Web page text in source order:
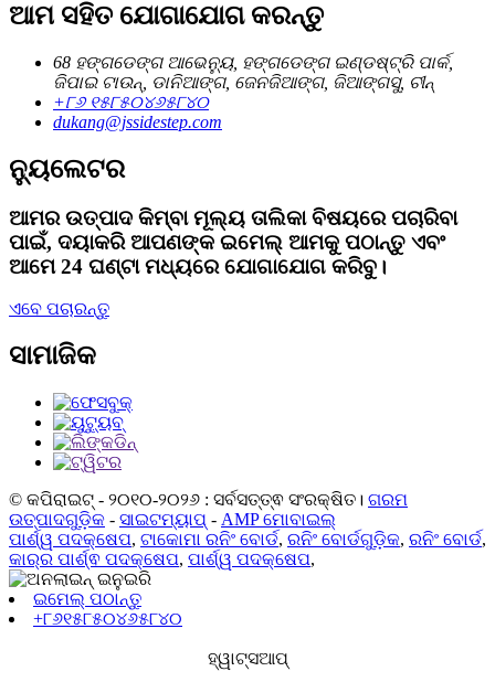
ଆମ ସହିତ ଯୋଗାଯୋଗ କରନ୍ତୁ
68 ହଙ୍ଗଡେଙ୍ଗ ଆଭେନ୍ୟୁ, ହଙ୍ଗଡେଙ୍ଗ ଇଣ୍ଡଷ୍ଟ୍ରି ପାର୍କ,
ଜିପାଇ ଟାଉନ୍, ଡାନିଆଙ୍ଗ, ଜେନଜିଆଙ୍ଗ, ଜିଆଙ୍ଗସୁ, ଚୀନ୍
+୮୬ ୧୫୮୫୦୪୬୫୮୪୦
dukang@jssidestep.com
ନ୍ୟୁଲେଟର
ଆମର ଉତ୍ପାଦ କିମ୍ବା ମୂଲ୍ୟ ତାଲିକା ବିଷୟରେ ପଚାରିବା
ପାଇଁ, ଦୟାକରି ଆପଣଙ୍କ ଇମେଲ୍ ଆମକୁ ପଠାନ୍ତୁ ଏବଂ
ଆମେ 24 ଘଣ୍ଟା ମଧ୍ୟରେ ଯୋଗାଯୋଗ କରିବୁ।
ଏବେ ପଚାରନ୍ତୁ
ସାମାଜିକ
© କପିରାଇଟ୍ - ୨୦୧୦-୨୦୨୬ : ସର୍ବସତ୍ତ୍ଵ ସଂରକ୍ଷିତ। ଗରମ
ଉତ୍ପାଦଗୁଡ଼ିକ - ସାଇଟମ୍ୟାପ୍ - AMP ମୋବାଇଲ୍
ପାର୍ଶ୍ୱ ପଦକ୍ଷେପ, ଟାକୋମା ରନିଂ ବୋର୍ଡ, ରନିଂ ବୋର୍ଡଗୁଡ଼ିକ, ରନିଂ ବୋର୍ଡ,
କାର୍‌ର ପାର୍ଶ୍ଵ ପଦକ୍ଷେପ, ପାର୍ଶ୍ୱ ପଦକ୍ଷେପ,
ଇମେଲ୍ ପଠାନ୍ତୁ
+୮୬୧୫୮୫୦୪୬୫୮୪୦
ହ୍ୱାଟ୍ସଆପ୍